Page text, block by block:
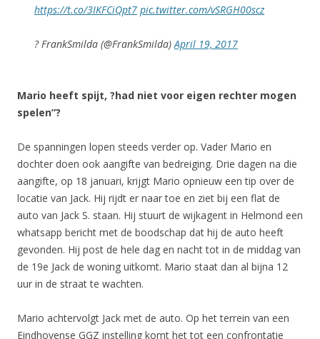
https://t.co/3IKFCiQpt7 pic.twitter.com/vSRGH00scz
? FrankSmilda (@FrankSmilda)April 19, 2017
Mario heeft spijt, ?had niet voor eigen rechter mogen
spelen”?
De spanningen lopen steeds verder op. Vader Mario en
dochter doen ook aangifte van bedreiging. Drie dagen na die
aangifte, op 18 januari, krijgt Mario opnieuw een tip over de
locatie van Jack. Hij rijdt er naar toe en ziet bij een flat de
auto van Jack S. staan. Hij stuurt de wijkagent in Helmond een
whatsapp bericht met de boodschap dat hij de auto heeft
gevonden. Hij post de hele dag en nacht tot in de middag van
de 19e Jack de woning uitkomt. Mario staat dan al bijna 12
uur in de straat te wachten.
Mario achtervolgt Jack met de auto. Op het terrein van een
Eindhovense GGZ instelling komt het tot een confrontatie